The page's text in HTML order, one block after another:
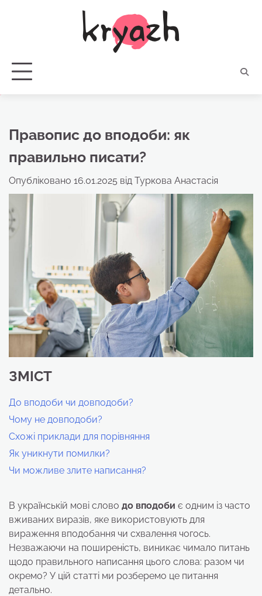
Правопис до вподоби: як
правильно писати?
Опубліковано 16.01.2025 від Туркова Анастасія
ЗМІСТ
До вподоби чи довподоби?
Чому не довподоби?
Схожі приклади для порівняння
Як уникнути помилки?
Чи можливе злите написання?
В українській мові слово до вподоби є одним із часто
вживаних виразів, яке використовують для
вираження вподобання чи схвалення чогось.
Незважаючи на поширеність, виникає чимало питань
щодо правильного написання цього слова: разом чи
окремо? У цій статті ми розберемо це питання
детально.